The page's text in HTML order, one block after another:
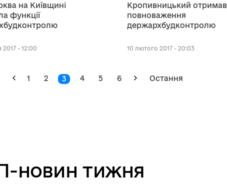
на Київщині
функції
2017 - 12:00
Кропивницький отримав
повноваження
держархбудконтролю
10 лютого 2017 - 20:03
1 2 3 4 5 6 Остання
новин тижня